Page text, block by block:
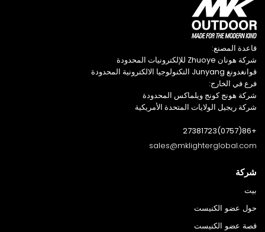
قاعدة المصنع:
شركة هونان Zhuoye للإلكترونيات المحدودة
قوانغدونغ Junyang التكنولوجيا الالكترونية المحدودة
فرع في الخارج:
شركة هونج كونج ويلماكس المحدودة
شركة ريجيل الولايات المتحدة الأمريكية
+86(0757)27381723
sales@mklighterglobal.com
شركة
بيت
حول عضو الكنيست
قصة عضو الكنيست